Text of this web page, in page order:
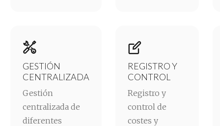

GESTIÓN
CENTRALIZADA
Gestión
centralizada de
diferentes

REGISTRO Y
CONTROL
Registro y
control de
costes y